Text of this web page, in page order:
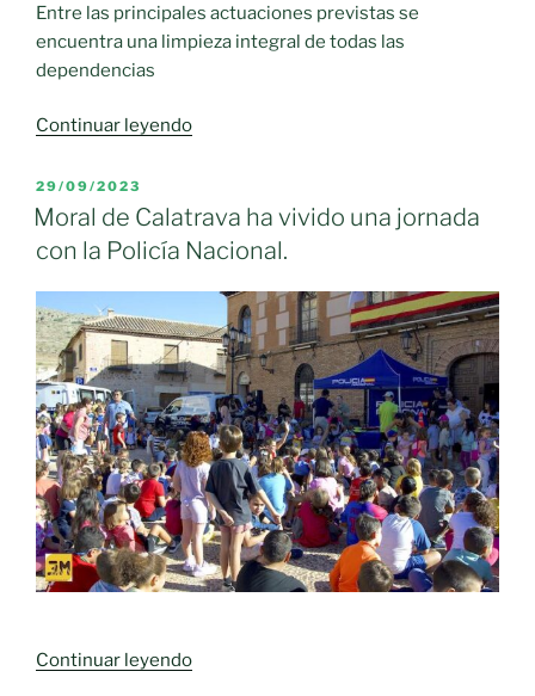
Entre las principales actuaciones previstas se
encuentra una limpieza integral de todas las
dependencias
Continuar leyendo«Moral
invierte
20.000
euros
en
los
colegios
‘Manuel
Clemente’
y
‘Agustín
Sanz’»
PUBLICADO
EL
29/09/2023
Moral de Calatrava ha vivido una jornada
con la Policía Nacional.
Continuar leyendo«Moral